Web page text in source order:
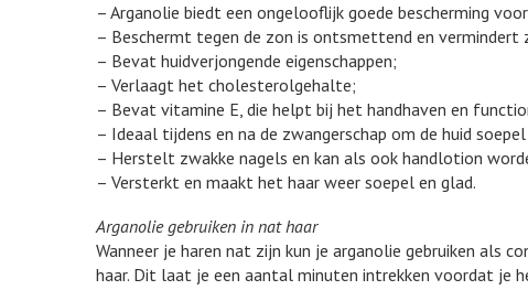
– Arganolie biedt een ongelooflijk goede bescherming
– Beschermt tegen de zon is ontsmettend en
– Bevat huidverjongende eigenschappen;
– Verlaagt het cholesterolgehalte;
– Bevat vitamine E, die helpt bij het handhaven en
– Ideaal tijdens en na de zwangerschap om de huid
– Herstelt zwakke nagels en kan als ook handlotion
– Versterkt en maakt het haar weer soepel en glad.
Arganolie gebruiken in nat haar
Wanneer je haren nat zijn kun je arganolie gebruiken als
haar. Dit laat je een aantal minuten intrekken voordat je